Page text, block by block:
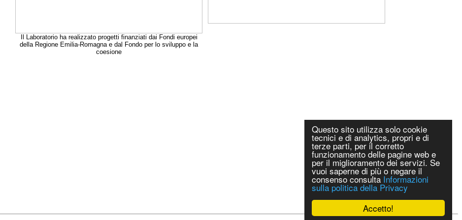
Accetto!
Questo sito utilizza solo cookie
tecnici e di analytics, propri e di
terze parti, per il corretto
funzionamento delle pagine web e
per il miglioramento dei servizi. Se
vuoi saperne di più o negare il
consenso consulta Informazioni
sulla politica della Privacy
Il Laboratorio ha realizzato progetti finanziati dai Fondi europei
della Regione Emilia-Romagna e dal Fondo per lo sviluppo e la
coesione